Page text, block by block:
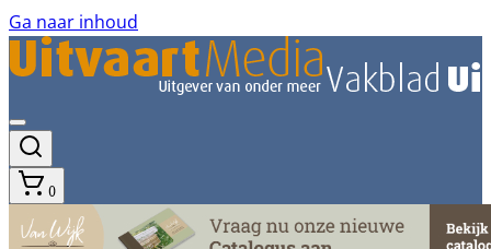
Ga naar inhoud
0